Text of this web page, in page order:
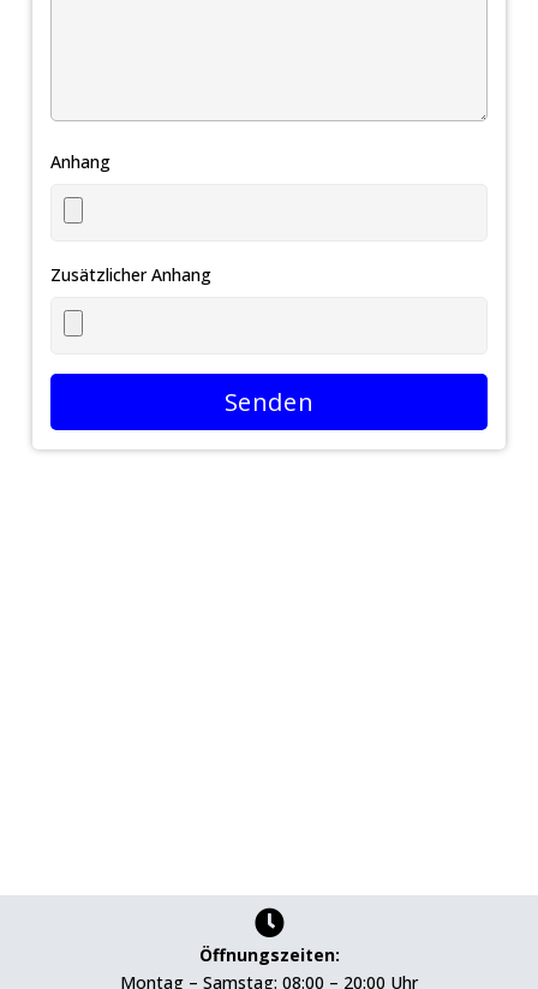
Anhang
Zusätzlicher Anhang

Öffnungszeiten:
Montag – Samstag: 08:00 – 20:00 Uhr